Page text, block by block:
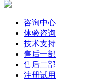
咨询中心
体验咨询
技术支持
售后一部
售后二部
注册试用